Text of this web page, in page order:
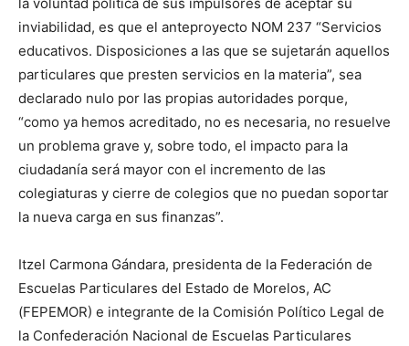
inviabilidad, es que el anteproyecto NOM 237 “Servicios
educativos. Disposiciones a las que se sujetarán aquellos
particulares que presten servicios en la materia”, sea
declarado nulo por las propias autoridades porque,
“como ya hemos acreditado, no es necesaria, no resuelve
un problema grave y, sobre todo, el impacto para la
ciudadanía será mayor con el incremento de las
colegiaturas y cierre de colegios que no puedan soportar
la nueva carga en sus finanzas”.
Itzel Carmona Gándara, presidenta de la Federación de
Escuelas Particulares del Estado de Morelos, AC
(FEPEMOR) e integrante de la Comisión Político Legal de
la Confederación Nacional de Escuelas Particulares